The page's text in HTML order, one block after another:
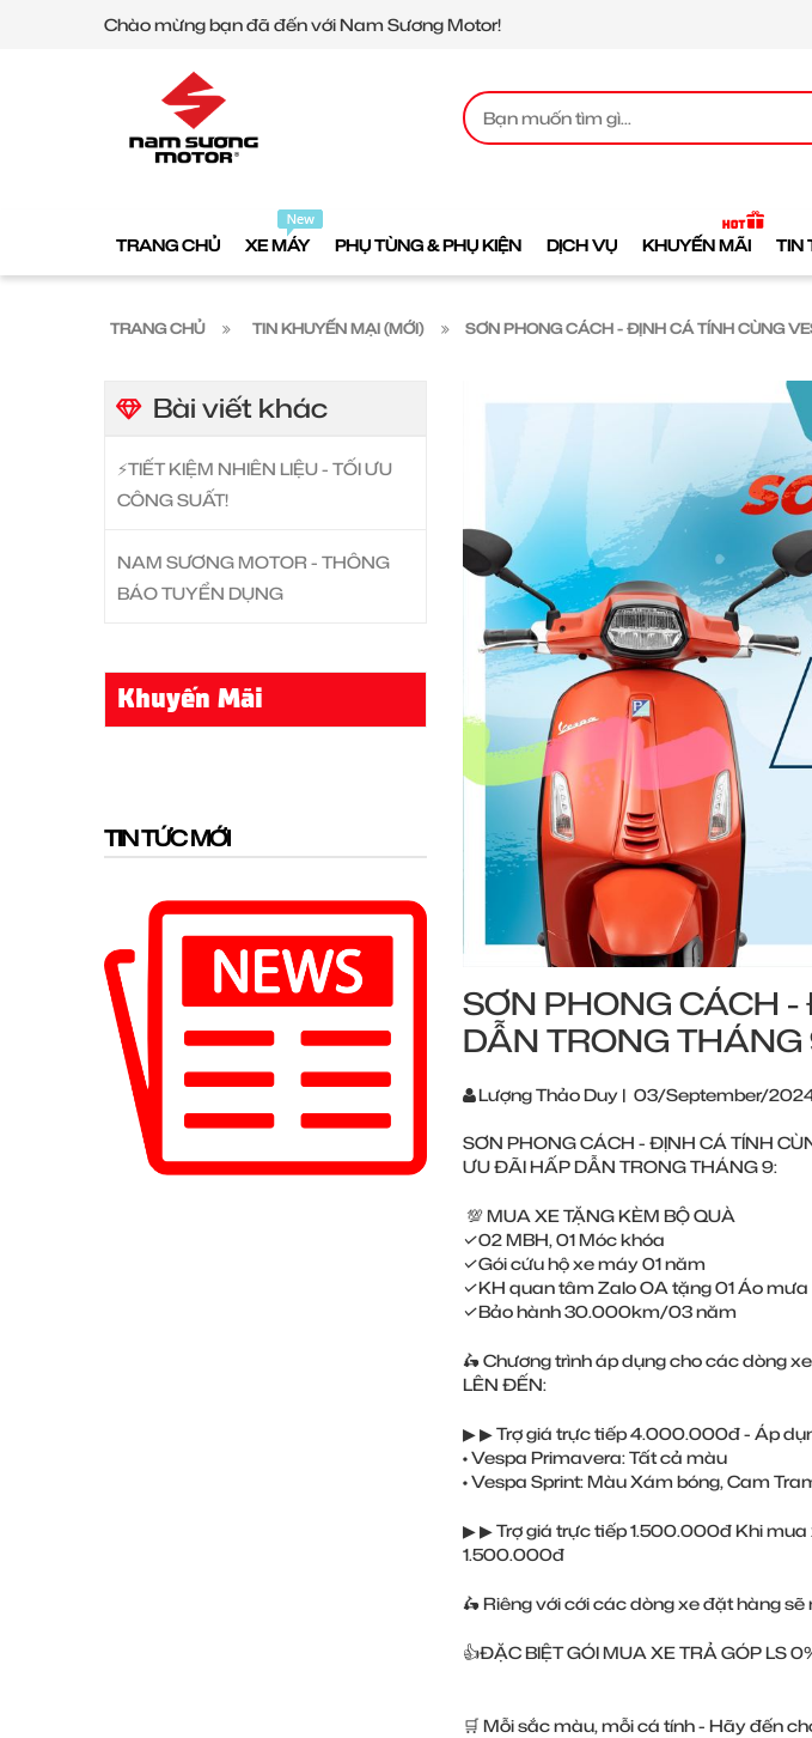
Chào mừng bạn đã đến với Nam Sương Motor!
TRANG CHỦ XE MÁY PHỤ TÙNG & PHỤ KIỆN DỊCH VỤ KHUYẾN MÃI TIN
TRANG CHỦ TIN KHUYẾN MẠI (MỚI) SƠN PHONG CÁCH - ĐỊNH CÁ TÍNH CÙNG
Bài viết khác
⚡️TIẾT KIỆM NHIÊN LIỆU - TỐI ƯU
CÔNG SUẤT!
NAM SƯƠNG MOTOR - THÔNG
BÁO TUYỂN DỤNG
Khuyến Mãi
TIN TỨC MỚI
SƠN PHONG CÁCH
DẪN TRONG THÁNG
Lượng Thảo Duy | 03/September/
SƠN PHONG CÁCH - ĐỊNH CÁ TÍNH
ƯU ĐÃI HẤP DẪN TRONG THÁNG 9:
💯 MUA XE TẶNG KÈM BỘ QUÀ
✓02 MBH, 01 Móc khóa
✓Gói cứu hộ xe máy 01 năm
✓KH quan tâm Zalo OA tặng 01 Áo mưa
✓Bảo hành 30.000km/03 năm
🛵 Chương trình áp dụng cho các dòng
LÊN ĐẾN:
▶ ▶ Trợ giá trực tiếp 4.000.000đ - Áp
• Vespa Primavera: Tất cả màu
• Vespa Sprint: Màu Xám bóng, Cam
▶ ▶ Trợ giá trực tiếp 1.500.000đ Khi
1.500.000đ
🛵 Riêng với cới các dòng xe đặt hàng
👍ĐẶC BIỆT GÓI MUA XE TRẢ GÓP LS
🛒 Mỗi sắc màu, mỗi cá tính - Hãy đến